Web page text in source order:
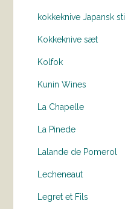
kokkeknive Japansk stil
Kokkeknive sæt
Kolfok
Kunin Wines
La Chapelle
La Pinede
Lalande de Pomerol
Lecheneaut
Legret et Fils